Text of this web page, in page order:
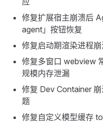
修复扩展宿主崩溃后
agent」按钮恢复
修复启动期渲染进程
修复多窗口 webview
规模内存泄漏
修复 Dev Container
题
修复自定义模型缓存